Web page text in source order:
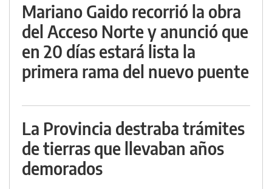
Mariano Gaido recorrió la obra
del Acceso Norte y anunció que
en 20 días estará lista la
primera rama del nuevo puente
La Provincia destraba trámites
de tierras que llevaban años
demorados